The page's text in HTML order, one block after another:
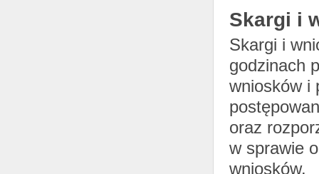
Skargi i
Skargi i
godzinach
wniosków i
oraz
w sprawie
wniosków.